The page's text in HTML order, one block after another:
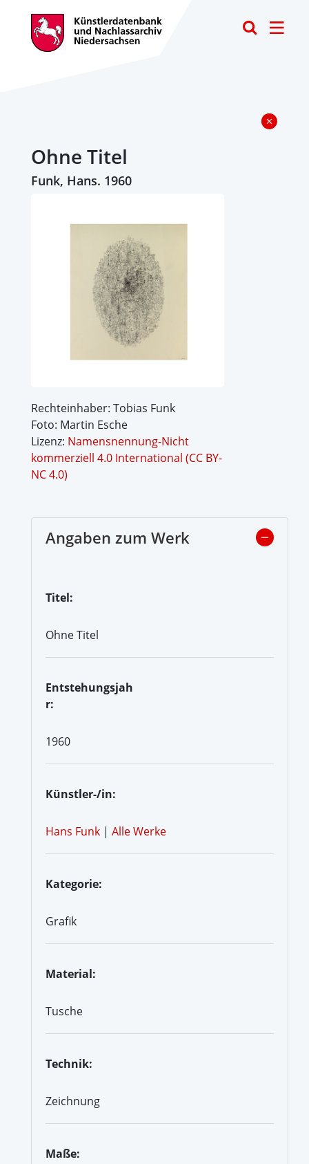
Ohne Titel
Funk, Hans. 1960
Rechteinhaber: Tobias Funk
Foto: Martin Esche
Lizenz: Namensnennung-Nicht
kommerziell 4.0 International (CC BY-
NC 4.0)
Angaben zum Werk
Titel:
Ohne Titel
Entstehungsjah
r:
1960
Künstler-/in:
Hans Funk | Alle Werke
Kategorie:
Grafik
Material:
Tusche
Technik:
Zeichnung
Maße: